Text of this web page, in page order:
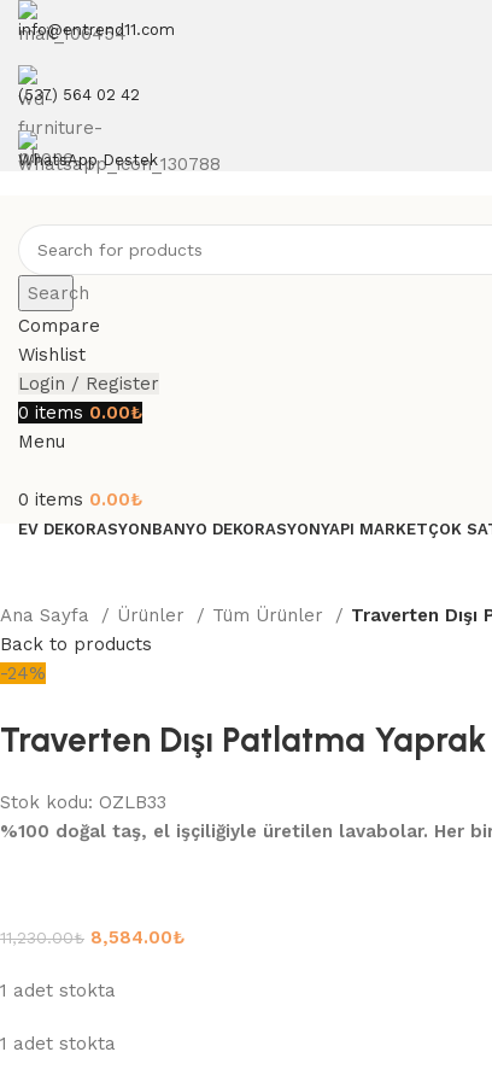
info@entrend11.com
(537) 564 02 42
WhatsApp Destek
Search
Compare
Wishlist
Login / Register
0 items 0.00₺
Menu
0 items 0.00₺
EV DEKORASYONBANYO DEKORASYONYAPI MARKETÇOK
Ana Sayfa Ürünler Tüm Ürünler
Traverten
Back to products
-24%
Traverten Dışı Patlatma
Stok kodu: OZLB33
%100 doğal taş, el işçiliğiyle üretilen lavabolar. Her
11,230.00₺ 8,584.00₺
1 adet stokta
1 adet stokta